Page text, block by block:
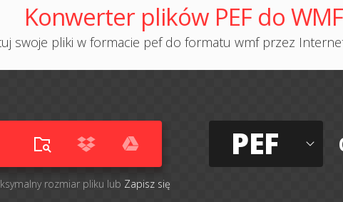
Konwerter plików PEF do WMF
swoje pliki w formacie pef do formatu wmf przez
rozmiar pliku lub Zapisz się
PEF